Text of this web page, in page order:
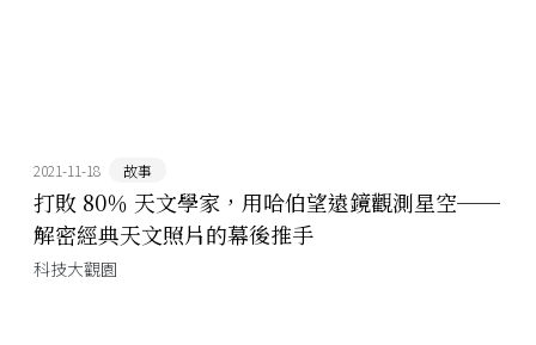
2021-11-18 故事
打敗 80％ 天文學家，用哈伯望遠鏡觀測星空──
解密經典天文照片的幕後推手
科技大觀園